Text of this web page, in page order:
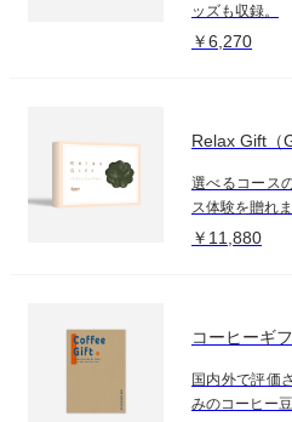
ッズも収録。
￥6,270
Relax Gift（
選べるコース
ス体験を贈れ
￥11,880
コーヒーギ
国内外で評価
みのコーヒー